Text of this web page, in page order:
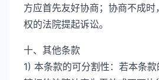
方应首先友好协商；协商不成
权的法院提起诉讼。
十、其他条款
1) 本条款的可分割性：若本条